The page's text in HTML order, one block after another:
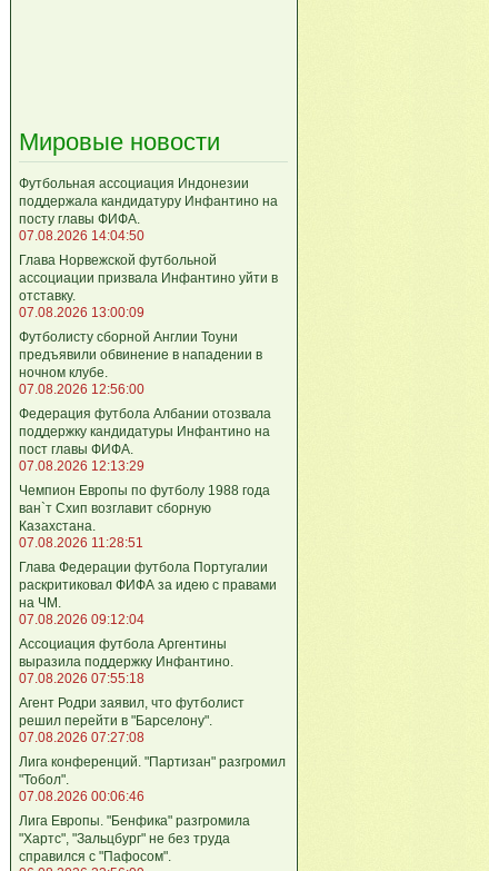
Мировые новости
Футбольная ассоциация Индонезии
поддержала кандидатуру Инфантино на
посту главы ФИФА.
07.08.2026 14:04:50
Глава Норвежской футбольной
ассоциации призвала Инфантино уйти в
отставку.
07.08.2026 13:00:09
Футболисту сборной Англии Тоуни
предъявили обвинение в нападении в
ночном клубе.
07.08.2026 12:56:00
Федерация футбола Албании отозвала
поддержку кандидатуры Инфантино на
пост главы ФИФА.
07.08.2026 12:13:29
Чемпион Европы по футболу 1988 года
ван`т Схип возглавит сборную
Казахстана.
07.08.2026 11:28:51
Глава Федерации футбола Португалии
раскритиковал ФИФА за идею с правами
на ЧМ.
07.08.2026 09:12:04
Ассоциация футбола Аргентины
выразила поддержку Инфантино.
07.08.2026 07:55:18
Агент Родри заявил, что футболист
решил перейти в "Барселону".
07.08.2026 07:27:08
Лига кoнференций. "Партизан" разгромил
"Тобол".
07.08.2026 00:06:46
Лига Европы. "Бенфика" разгромила
"Хартс", "Зальцбург" не без труда
справился с "Пафосом".